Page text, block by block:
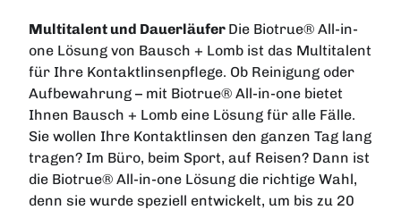
Multitalent und Dauerläufer Die Biotrue® All-in-
one Lösung von Bausch + Lomb ist das Multitalent
für Ihre Kontaktlinsenpflege. Ob Reinigung oder
Aufbewahrung – mit Biotrue® All-in-one bietet
Ihnen Bausch + Lomb eine Lösung für alle Fälle.
Sie wollen Ihre Kontaktlinsen den ganzen Tag lang
tragen? Im Büro, beim Sport, auf Reisen? Dann ist
die Biotrue® All-in-one Lösung die richtige Wahl,
denn sie wurde speziell entwickelt, um bis zu 20